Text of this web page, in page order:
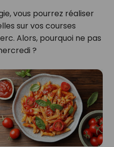
vous pourrez réaliser
sur vos courses
Alors, pourquoi ne pas
?